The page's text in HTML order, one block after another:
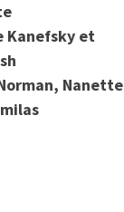
Kanefsky et
Nanette